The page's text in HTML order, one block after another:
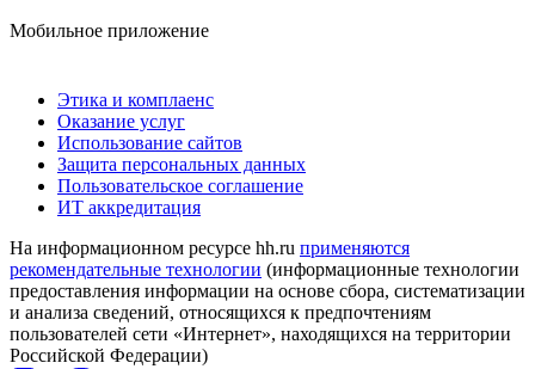
Мобильное приложение
Этика и комплаенс
Оказание услуг
Использование сайтов
Защита персональных данных
Пользовательское соглашение
ИТ аккредитация
На информационном ресурсе hh.ru применяются
рекомендательные технологии (информационные технологии
предоставления информации на основе сбора, систематизации
и анализа сведений, относящихся к предпочтениям
пользователей сети «Интернет», находящихся на территории
Российской Федерации)